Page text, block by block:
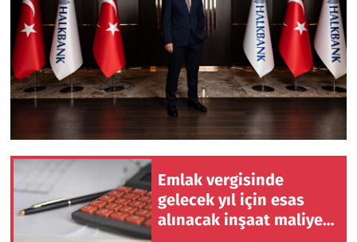
Emlak vergisinde
gelecek yıl için esas
alınacak inşaat maliyet